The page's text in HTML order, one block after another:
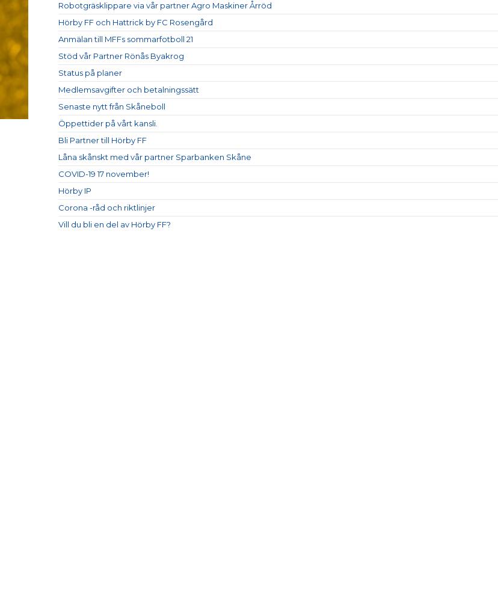
Robotgräsklippare via vår partner Agro Maskiner Årröd
Hörby FF och Hattrick by FC Rosengård
Anmälan till MFFs sommarfotboll 21
Stöd vår Partner Rönås Byakrog
Status på planer
Medlemsavgifter och betalningssätt
Senaste nytt från Skåneboll
Öppettider på vårt kansli.
Bli Partner till Hörby FF
Låna skånskt med vår partner Sparbanken Skåne
COVID-19 17 november!
Hörby IP
Corona -råd och riktlinjer
Vill du bli en del av Hörby FF?